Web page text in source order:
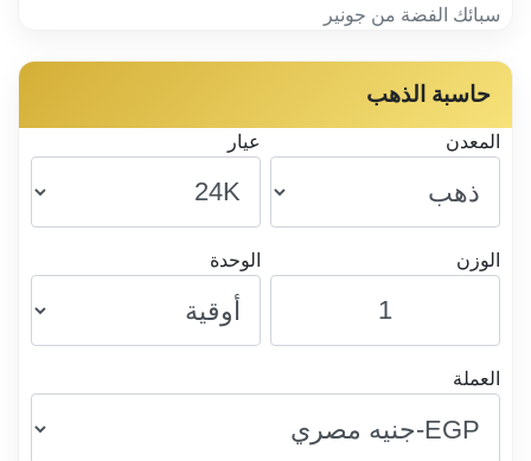
سبائك الفضة من جونير
حاسبة الذهب
المعدن عيار
الوزن الوحدة
العملة